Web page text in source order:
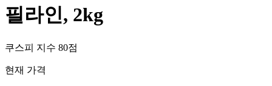
필라인, 2kg
쿠스피 지수 80점
현재 가격